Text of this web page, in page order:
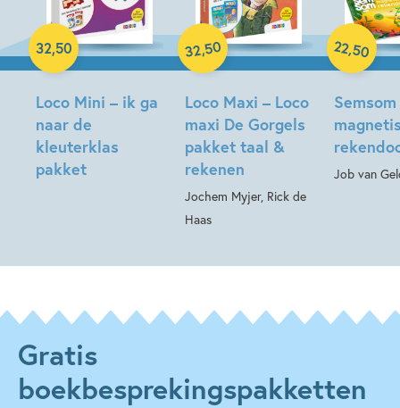
Loco Mini – ik ga
naar de
kleuterklas
pakket
32,50
Paperback
Loco Maxi – Loco
maxi De Gorgels
pakket taal &
rekenen
Jochem Myjer, Rick de
Haas
32,50
Paperback
Semsom
Job van
22,50
Spel
Gratis
boekbesprekingspakketten